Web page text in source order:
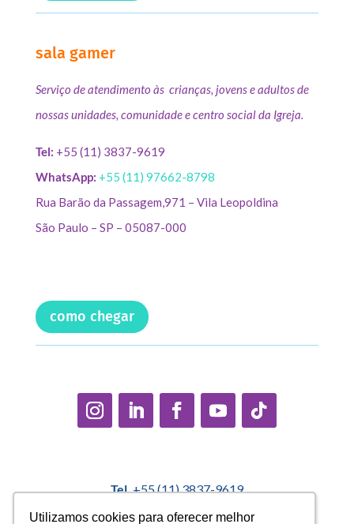
Utilizamos cookies para oferecer melhor
Utilizamos cookies para oferecer melhor
sala gamer
Serviço de atendimento às crianças, jovens e adultos de
nossas unidades, comunidade e centro social da Igreja.
Tel: +55 (11) 3837-9619
WhatsApp: +55 (11) 97662-8798
Rua Barão da Passagem,971 – Vila Leopoldina
São Paulo – SP – 05087-000
como chegar
Tel.+55 (11) 3837-9619